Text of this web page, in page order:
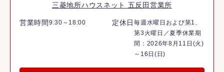
三菱地所ハウスネット 五反田営業所
営業時間 9:30～18:00 定休日毎週水曜日および第1、
第3火曜日／夏季休業期
間：2026年8月11日(火)
～16日(日)